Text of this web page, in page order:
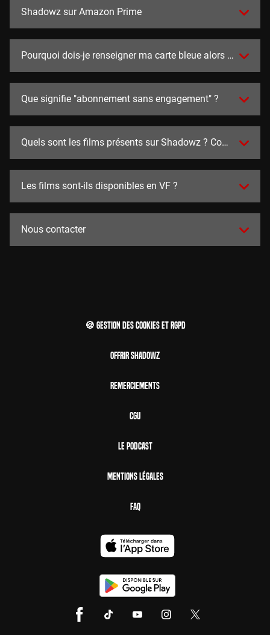
Shadowz sur Amazon Prime
Pourquoi dois-je renseigner ma carte bleue alors que
Que signifie "abonnement sans engagement" ?
Quels sont les films présents sur Shadowz ? Combien y en
Les films sont-ils disponibles en VF ?
Nous contacter
🍪 Gestion des cookies et RGPD
Offrir Shadowz
Remerciements
CGU
Le Podcast
Mentions Légales
FAQ